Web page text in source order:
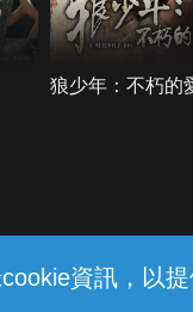
資訊，以
狼少年：不朽的